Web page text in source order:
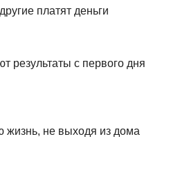
платят деньги
результаты с первого дня
жизнь, не выходя из дома